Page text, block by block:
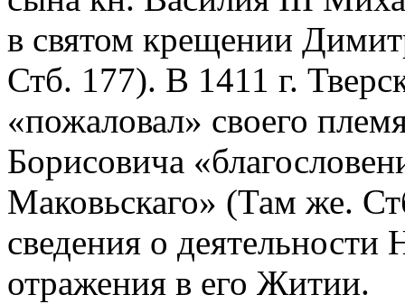
в святом крещении
Стб. 177). В 1411 г.
«пожаловал» своего
Борисовича
Маковьскаго» (Там же.
сведения о
отражения в его Житии.